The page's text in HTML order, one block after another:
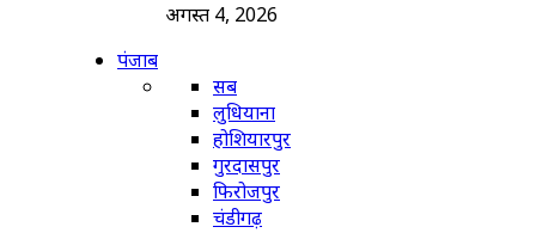
अगस्त 4, 2026
पंजाब
सब
लुधियाना
होशियारपुर
गुरदासपुर
फिरोजपुर
चंडीगढ़